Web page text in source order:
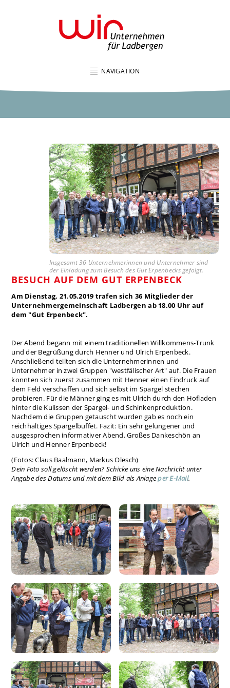
NAVIGATION
Insgesamt 36 Unternehmerinnen und Unternehmer sind
der Einladung zum Besuch des Gut Erpenbecks gefolgt.
BESUCH AUF DEM GUT ERPENBECK
Am Dienstag, 21.05.2019 trafen sich 36 Mitglieder der
Unternehmergemeinschaft Ladbergen ab 18.00 Uhr auf
dem "Gut Erpenbeck".
Der Abend begann mit einem traditionellen Willkommens-Trunk
und der Begrüßung durch Henner und Ulrich Erpenbeck.
Anschließend teilten sich die Unternehmerinnen und
Unternehmer in zwei Gruppen "westfälischer Art" auf. Die Frauen
konnten sich zuerst zusammen mit Henner einen Eindruck auf
dem Feld verschaffen und sich selbst im Spargel stechen
probieren. Für die Männer ging es mit Ulrich durch den Hofladen
hinter die Kulissen der Spargel- und Schinkenproduktion.
Nachdem die Gruppen getauscht wurden gab es noch ein
reichhaltiges Spargelbuffet. Fazit: Ein sehr gelungener und
ausgesprochen informativer Abend. Großes Dankeschön an
Ulrich und Henner Erpenbeck!
(Fotos: Claus Baalmann, Markus Olesch)
Dein Foto soll gelöscht werden? Schicke uns eine Nachricht unter
Angabe des Datums und mit dem Bild als Anlageper E-Mail.